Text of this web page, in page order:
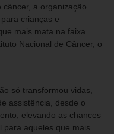
a organização
crianças e
mais mata na faixa
Nacional de Câncer, o
só transformou vidas,
assistência, desde o
elevando as chances
para aqueles que mais